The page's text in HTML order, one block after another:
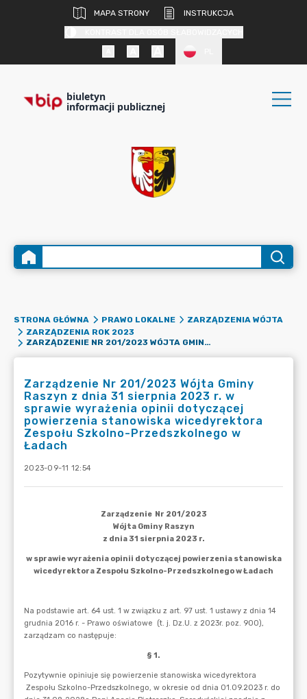
MAPA STRONY
INSTRUKCJA
biuletyn
informacji publicznej
STRONA GŁÓWNA PRAWO LOKALNE
ZARZĄDZENIA WÓJTA
ZARZĄDZENIA ROK 2023
ZARZĄDZENIE NR 201/2023 WÓJTA GMINY RASZYN Z DNIA 31 SIERPNIA 2023 R. W SPRAWIE WYRAŻENIA OPINII DOTYCZĄCEJ POWIERZENIA STANOWISKA WICEDYREKTORA ZESPOŁU SZKOLNO-PRZEDSZKOLNEGO W ŁADACH
Zarządzenie Nr 201/2023 Wójta Gminy
Raszyn z dnia 31 sierpnia 2023 r. w
sprawie wyrażenia opinii dotyczącej
powierzenia stanowiska wicedyrektora
Zespołu Szkolno-Przedszkolnego w
Ładach
2023-09-11 12:54